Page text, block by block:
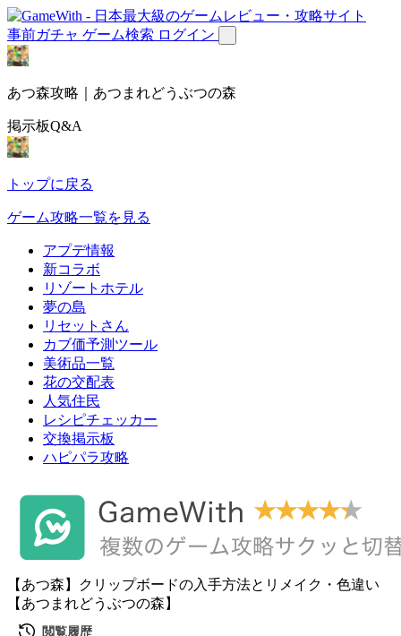
事前ガチャ ゲーム検索 ログイン
あつ森攻略｜あつまれどうぶつの森
掲示板Q&A
トップに戻る
ゲーム攻略一覧を見る
アプデ情報
新コラボ
リゾートホテル
夢の島
リセットさん
カブ価予測ツール
美術品一覧
花の交配表
人気住民
レシピチェッカー
交換掲示板
ハピパラ攻略
【あつ森】クリップボードの入手方法とリメイク・色違い
【あつまれどうぶつの森】